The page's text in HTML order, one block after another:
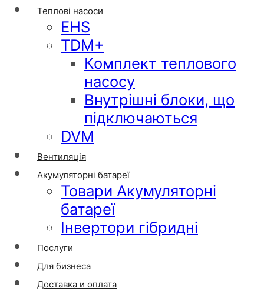
Теплові насоси
EHS
TDM+
Комплект теплового
насосу
Внутрішні блоки, що
підключаються
DVM
Вентиляція
Акумуляторні батареї
Товари Акумуляторні
батареї
Інвертори гібридні
Послуги
Для бизнеса
Доставка и оплата